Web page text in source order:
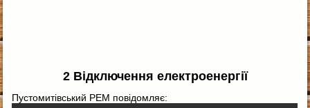
2 Відключення електроенергії
Пустомитівський РЕМ повідомляє: